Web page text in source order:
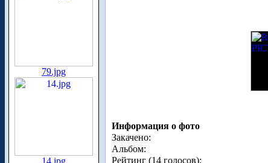
79.jpg
14.jpg
Информация о фото
Закачено:
Альбом:
Рейтинг (14 голосов):